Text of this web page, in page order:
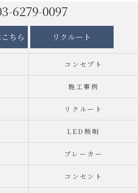
6279-0097
ちら リクルート
コンセプト
施工事例
リクルート
LED照明
ブレーカー
コンセント